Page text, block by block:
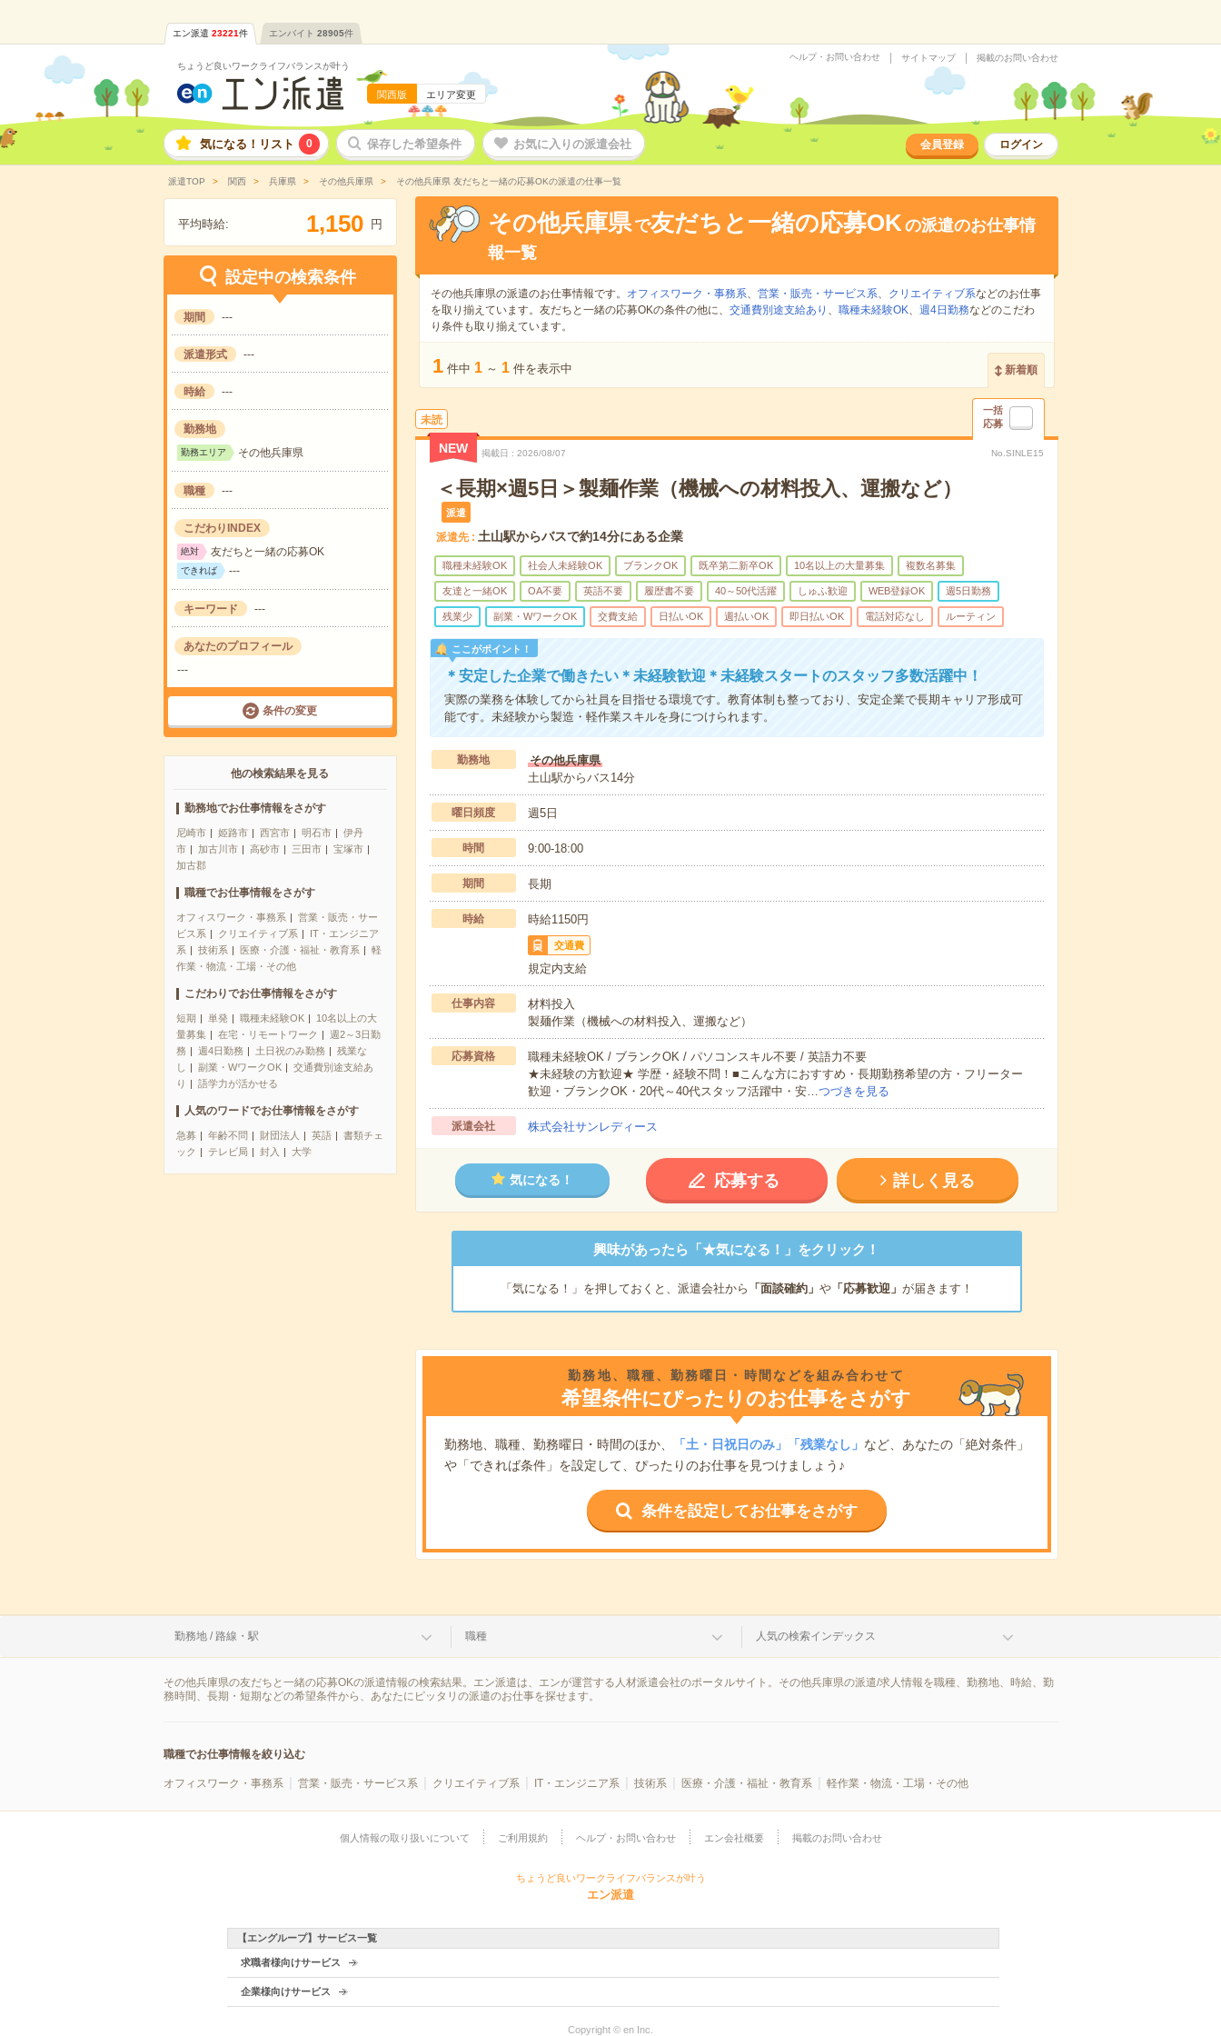
エン派遣 23221件 エンバイト 28905件
ちょうど良いワークライフバランスが叶う
関西版 エリア変更
ヘルプ・お問い合わせ サイトマップ 掲載のお問い合わせ
気になる！リスト 0 保存した希望条件 お気に入りの派遣会社 会員登録 ログイン
派遣TOP 関西 兵庫県 その他兵庫県 その他兵庫県 友だちと一緒の応募OKの派遣の仕事一覧
平均時給: 1,150 円
設定中の検索条件
期間 ---
派遣形式 ---
時給 ---
勤務地
勤務エリア その他兵庫県
職種 ---
こだわりINDEX
絶対 友だちと一緒の応募OK
できれば ---
キーワード ---
あなたのプロフィール
---
条件の変更
他の検索結果を見る
勤務地でお仕事情報をさがす
尼崎市 姫路市 西宮市 明石市
伊丹
市
加古川市 高砂市 三田市
宝塚市
加古郡
職種でお仕事情報をさがす
オフィスワーク・事務系
営業・販売・サー
ビス系
クリエイティブ系
IT・エンジニア
系
技術系 医療・介護・福祉・教育系
軽
作業・物流・工場・その他
こだわりでお仕事情報をさがす
短期 単発 職種未経験OK
10名以上の大
量募集
在宅・リモートワーク
週2～3日勤
務
週4日勤務 土日祝のみ勤務
残業な
し
副業・WワークOK
交通費別途支給あ
り
語学力が活かせる
人気のワードでお仕事情報をさがす
急募 年齢不問 財団法人 英語
書類チェ
ック
テレビ局 封入 大学
その他兵庫県 で友だちと一緒の応募OKの派遣のお仕事情
報一覧
その他兵庫県の派遣のお仕事情報です。 オフィスワーク・事務系、 営業・販売・サービス系、 クリエイティブ系などのお仕事
を取り揃えています。友だちと一緒の応募OKの条件の他に、 交通費別途支給あり 、 職種未経験OK、 週4日勤務などのこだわ
り条件も取り揃えています。
1 件中 1 ～ 1 件を表示中 新着順
未読
一括
応募
NEW 掲載日 2026/08/07 No.SINLE15
＜長期×週5日＞製麺作業（機械への材料投入、運搬など）
派遣
派遣先 土山駅からバスで約14分にある企業
職種未経験OK 社会人未経験OK ブランクOK 既卒第二新卒OK 10名以上の大量募集 複数名募集
友達と一緒OK OA不要 英語不要 履歴書不要 40～50代活躍 しゅふ歓迎 WEB登録OK 週5日勤務
残業少 副業・WワークOK 交費支給 日払いOK 週払いOK 即日払いOK 電話対応なし ルーティン
ここがポイント！
＊安定した企業で働きたい＊未経験歓迎＊未経験スタートのスタッフ多数活躍中！
実際の業務を体験してから社員を目指せる環境です。教育体制も整っており、安定企業で長期キャリア形成可
能です。未経験から製造・軽作業スキルを身につけられます。
勤務地
その他兵庫県
土山駅からバス14分
曜日頻度 週5日
時間 9:00-18:00
期間 長期
時給 時給1150円
交通費
規定内支給
仕事内容
材料投入
製麺作業（機械への材料投入、運搬など）
応募資格
職種未経験OK / ブランクOK / パソコンスキル不要 / 英語力不要
★未経験の方歓迎★ 学歴・経験不問！■こんな方におすすめ・長期勤務希望の方・フリーター
歓迎・ブランクOK・20代～40代スタッフ活躍中・安…つづきを見る
派遣会社 株式会社サンレディース
気になる！ 応募する 詳しく見る
興味があったら「★気になる！」をクリック！
「気になる！」を押しておくと、派遣会社から 「面談確約」 や「応募歓迎」 が届きます！
勤務地、職種、勤務曜日・時間などを組み合わせて
希望条件にぴったりのお仕事をさがす
勤務地、職種、勤務曜日・時間のほか、 「土・日祝日のみ」「残業なし」 など、あなたの「絶対条件」
や「できれば条件」を設定して、ぴったりのお仕事を見つけましょう♪
条件を設定してお仕事をさがす
勤務地 / 路線・駅 職種 人気の検索インデックス
その他兵庫県の友だちと一緒の応募OKの派遣情報の検索結果。エン派遣は、エンが運営する人材派遣会社のポータルサイト。その他兵庫県の派遣/求人情報を職種、勤務地、時給、勤
務時間、長期・短期などの希望条件から、あなたにピッタリの派遣のお仕事を探せます。
職種でお仕事情報を絞り込む
オフィスワーク・事務系 営業・販売・サービス系 クリエイティブ系 IT・エンジニア系 技術系 医療・介護・福祉・教育系 軽作業・物流・工場・その他
個人情報の取り扱いについて ご利用規約 ヘルプ・お問い合わせ エン会社概要 掲載のお問い合わせ
ちょうど良いワークライフバランスが叶う
エン派遣
【エングループ】サービス一覧
求職者様向けサービス
企業様向けサービス
Copyright © en Inc.